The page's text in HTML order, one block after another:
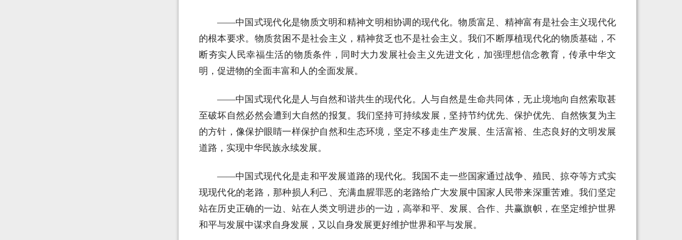
——中国式现代化是物质文明和精神文明相协调的现代化。物质富足、精神富有是社会主义现代化
的根本要求。物质贫困不是社会主义，精神贫乏也不是社会主义。我们不断厚植现代化的物质基础，不
断夯实人民幸福生活的物质条件，同时大力发展社会主义先进文化，加强理想信念教育，传承中华文
明，促进物的全面丰富和人的全面发展。
——中国式现代化是人与自然和谐共生的现代化。人与自然是生命共同体，无止境地向自然索取甚
至破坏自然必然会遭到大自然的报复。我们坚持可持续发展，坚持节约优先、保护优先、自然恢复为主
的方针，像保护眼睛一样保护自然和生态环境，坚定不移走生产发展、生活富裕、生态良好的文明发展
道路，实现中华民族永续发展。
——中国式现代化是走和平发展道路的现代化。我国不走一些国家通过战争、殖民、掠夺等方式实
现现代化的老路，那种损人利己、充满血腥罪恶的老路给广大发展中国家人民带来深重苦难。我们坚定
站在历史正确的一边、站在人类文明进步的一边，高举和平、发展、合作、共赢旗帜，在坚定维护世界
和平与发展中谋求自身发展，又以自身发展更好维护世界和平与发展。